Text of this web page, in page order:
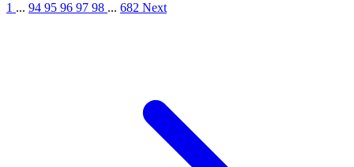
1 ... 94 95 96 97 98 ... 682 Next